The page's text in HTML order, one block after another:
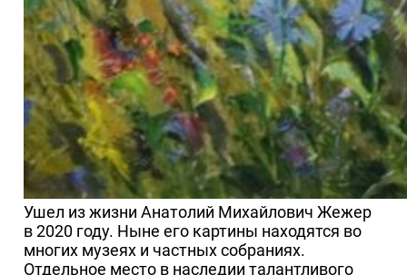
Ушел из жизни Анатолий Михайлович Жежер
в 2020 году. Ныне его картины находятся во
многих музеях и частных собраниях.
Отдельное место в наследии талантливого